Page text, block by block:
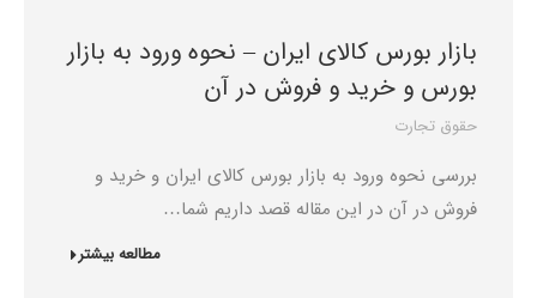
بازار بورس کالای ایران – نحوه ورود به بازار
بورس و خرید و فروش در آن
حقوق تجارت
بررسی نحوه ورود به بازار بورس کالای ایران و خرید و
فروش در آن در این مقاله قصد داریم شما…
مطالعه بیشتر